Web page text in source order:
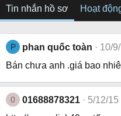
Tin nhắn hồ sơ Hoạt
P phan quốc toàn
10/
Bán chưa anh .giá bao
0 01688878321
5/12/15